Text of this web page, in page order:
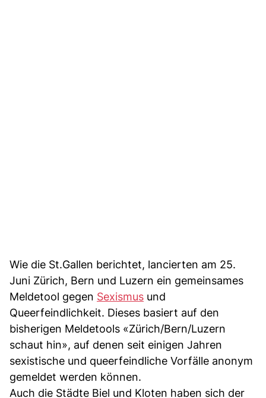
Wie die St.Gallen berichtet, lancierten am 25.
Juni Zürich, Bern und Luzern ein gemeinsames
Meldetool gegen Sexismus und
Queerfeindlichkeit. Dieses basiert auf den
bisherigen Meldetools «Zürich/Bern/Luzern
schaut hin», auf denen seit einigen Jahren
sexistische und queerfeindliche Vorfälle anonym
gemeldet werden können.
Auch die Städte Biel und Kloten haben sich der